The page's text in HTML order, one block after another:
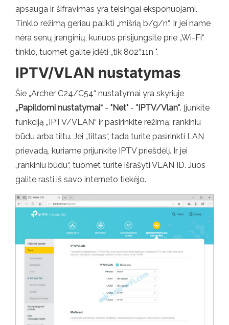
apsauga ir šifravimas yra teisingai eksponuojami.
Tinklo režimą geriau palikti „mišrią b/g/n“. Ir jei name
nėra senų įrenginių, kuriuos prisijungsite prie „Wi-Fi“
tinklo, tuomet galite įdėti „tik 802“.11n ".
IPTV/VLAN nustatymas
Šie „Archer C24/C54“ nustatymai yra skyriuje
„Papildomi nustatymai“ - "Net" - "IPTV/Vlan". Įjunkite
funkciją „IPTV/VLAN“ ir pasirinkite režimą: rankiniu
būdu arba tiltu. Jei „tiltas“, tada turite pasirinkti LAN
prievadą, kuriame prijunkite IPTV priešdėlį. Ir jei
„rankiniu būdu“, tuomet turite išrašyti VLAN ID. Juos
galite rasti iš savo interneto tiekėjo.